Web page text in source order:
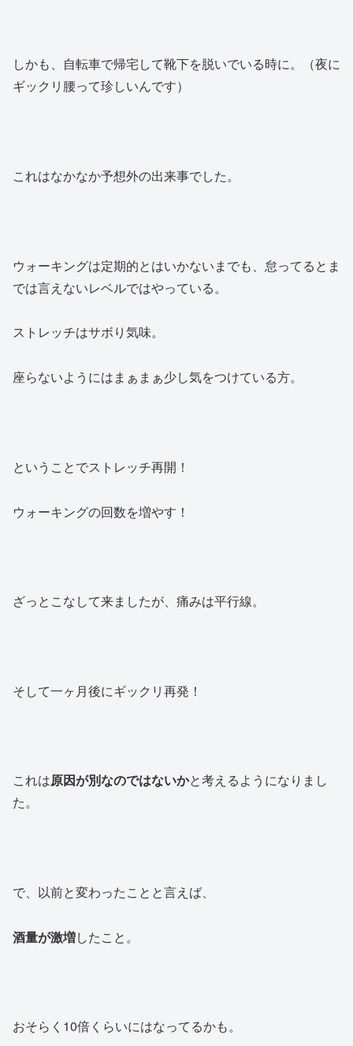
しかも、自転車で帰宅して靴下を脱いでいる時に。（夜に
ギックリ腰って珍しいんです）
これはなかなか予想外の出来事でした。
ウォーキングは定期的とはいかないまでも、怠ってるとま
では言えないレベルではやっている。
ストレッチはサボり気味。
座らないようにはまぁまぁ少し気をつけている方。
ということでストレッチ再開！
ウォーキングの回数を増やす！
ざっとこなして来ましたが、痛みは平行線。
そして一ヶ月後にギックリ再発！
これは原因が別なのではないかと考えるようになりまし
た。
で、以前と変わったことと言えば、
酒量が激増したこと。
おそらく10倍くらいにはなってるかも。